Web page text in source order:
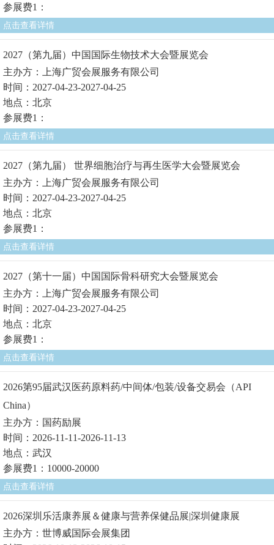
参展费1：
点击查看详情
2027（第九届）中国国际生物技术大会暨展览会
主办方：上海广贸会展服务有限公司
时间：2027-04-23-2027-04-25
地点：北京
参展费1：
点击查看详情
2027（第九届） 世界细胞治疗与再生医学大会暨展览会
主办方：上海广贸会展服务有限公司
时间：2027-04-23-2027-04-25
地点：北京
参展费1：
点击查看详情
2027（第十一届）中国国际骨科研究大会暨展览会
主办方：上海广贸会展服务有限公司
时间：2027-04-23-2027-04-25
地点：北京
参展费1：
点击查看详情
2026第95届武汉医药原料药/中间体/包装/设备交易会（API
China）
主办方：国药励展
时间：2026-11-11-2026-11-13
地点：武汉
参展费1：10000-20000
点击查看详情
2026深圳乐活康养展＆健康与营养保健品展|深圳健康展
主办方：世博威国际会展集团